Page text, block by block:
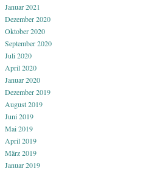
Januar 2021
Dezember 2020
Oktober 2020
September 2020
Juli 2020
April 2020
Januar 2020
Dezember 2019
August 2019
Juni 2019
Mai 2019
April 2019
März 2019
Januar 2019